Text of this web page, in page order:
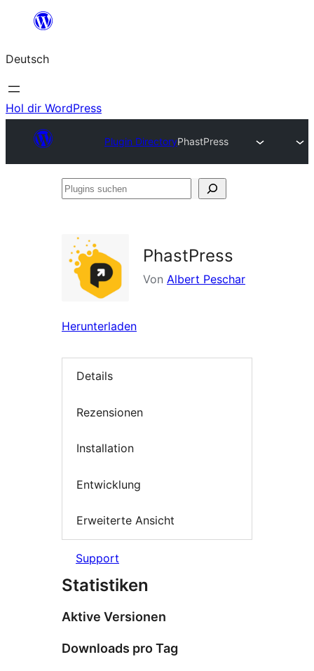
springen
Deutsch
Hol dir WordPress
Plugin DirectoryPhastPress
Plugins
PhastPress
Von Albert Peschar
Herunterladen
Details
Rezensionen
Installation
Entwicklung
Erweiterte Ansicht
Support
Statistiken
Aktive Versionen
Downloads pro Tag